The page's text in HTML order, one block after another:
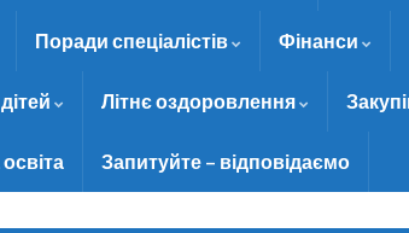
Поради спеціалістів Фінанси
Літнє оздоровлення
Запитуйте – відповідаємо